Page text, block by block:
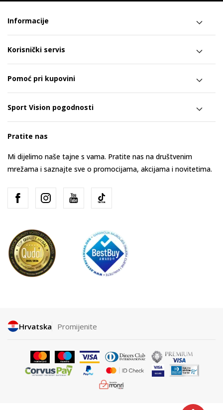
Informacije
Korisnički servis
Pomoć pri kupovini
Sport Vision pogodnosti
Pratite nas
Mi dijelimo naše tajne s vama. Pratite nas na društvenim
mrežama i saznajte sve o promocijama, akcijama i novitetima.
Hrvatska Promijenite